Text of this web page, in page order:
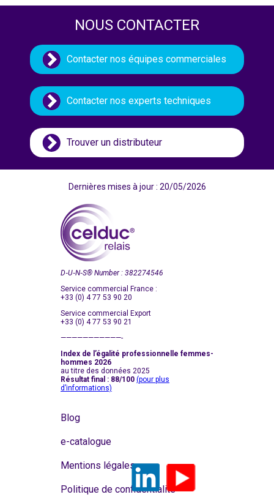
NOUS CONTACTER
Contacter nos équipes commerciales
Contacter nos experts techniques
Trouver un distributeur
Dernières mises à jour : 20/05/2026
D‑U‑N‑S® Number : 382274546
Service commercial France :
+33 (0) 4 77 53 90 20
Service commercial Export
+33 (0) 4 77 53 90 21
———————————-
Index de l’égalité professionnelle femmes-
hommes 2026
au titre des données 2025
Résultat final : 88/100 (pour plus
d’informations)
Blog
e-catalogue
Mentions légales
Politique de confidentialité